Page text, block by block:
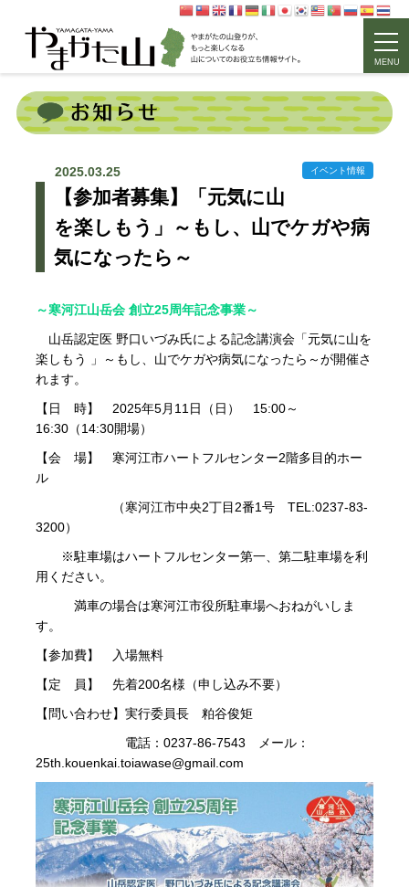
MENU
2025.03.25 イベント情報
【参加者募集】「元気に山
を楽しもう」～もし、山でケガや病
気になったら～
～寒河江山岳会 創立25周年記念事業～
山岳認定医 野口いづみ氏による記念講演会「元気に山を
楽しもう 」～もし、山でケガや病気になったら～が開催さ
れます。
【日 時】 2025年5月11日（日） 15:00～
16:30（14:30開場）
【会 場】 寒河江市ハートフルセンター2階多目的ホー
ル
（寒河江市中央2丁目2番1号 TEL:0237-83-
3200）
※駐車場はハートフルセンター第一、第二駐車場を利
用ください。
満車の場合は寒河江市役所駐車場へおねがいしま
す。
【参加費】 入場無料
【定 員】 先着200名様（申し込み不要）
【問い合わせ】実行委員長 粕谷俊矩
電話：0237-86-7543 メール：
25th.kouenkai.toiawase@gmail.com